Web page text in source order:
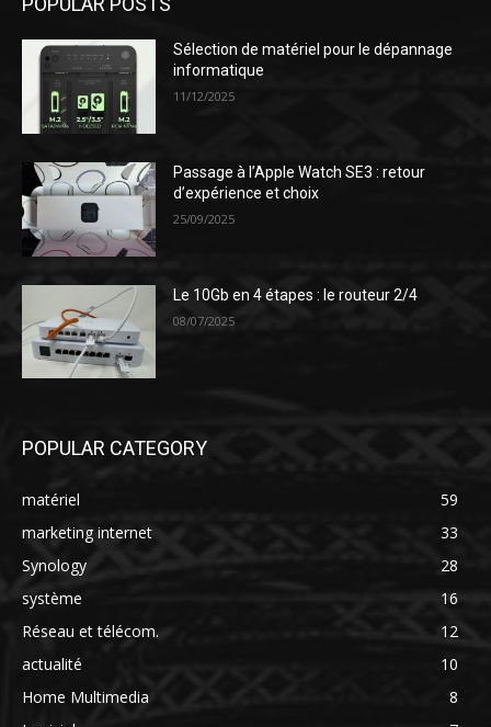
Sélection de matériel pour le dépannage
informatique
11/12/2025
Passage à l’Apple Watch SE3 : retour
d’expérience et choix
25/09/2025
Le 10Gb en 4 étapes : le routeur 2/4
08/07/2025
POPULAR CATEGORY
matériel
59
marketing internet
33
Synology
28
système
16
Réseau et télécom.
12
actualité
10
Home Multimedia
8